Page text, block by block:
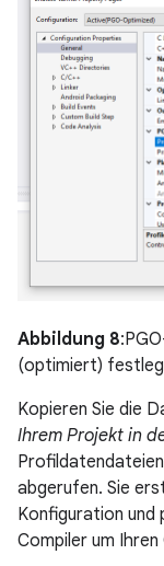
Abbildung 8
(optimiert)
Kopieren Sie die
Ihrem Projekt in
abgerufen. Sie
Konfiguration und
Compiler um